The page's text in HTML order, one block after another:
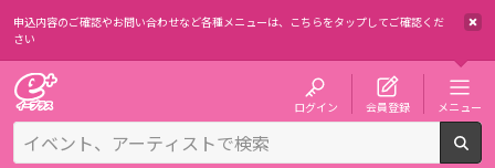
申込内容のご確認やお問い合わせなど各種メニューは、 こちらをタップしてご確認くだ
さい
ログイン 会員登録 メニュー